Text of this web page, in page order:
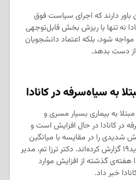
باور دارند که اجرای سیاست فوق
نه تنها با ریزش بخش قابل‌توجهی
مواجه شود، بلکه اعتماد دانشجویان
از دست بدهد.
به سیاه‌سرفه در کانادا
مبتلا به بیماری بسیار مسری و
در کانادا در حال افزایش است و
شدیدی را در مقایسه با میانگین
پیش از همه‌گیری کووید۱۹ گزارش کرده‌اند. دکتر ترزا تم، مدیر
هفته‌ی گذشته از افزایش موارد
خبر داد.